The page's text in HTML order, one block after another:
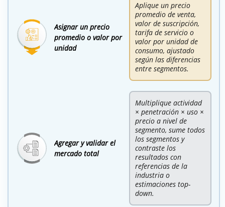
Asignar un precio
promedio o valor por
unidad
Aplique un precio
promedio de venta,
valor de suscripción,
tarifa de servicio o
valor por unidad de
consumo, ajustado
según las diferencias
entre segmentos.
Agregar y validar el
mercado total
Multiplique actividad
× penetración × uso ×
precio a nivel de
segmento, sume todos
los segmentos y
contraste los
resultados con
referencias de la
industria o
estimaciones top-
down.